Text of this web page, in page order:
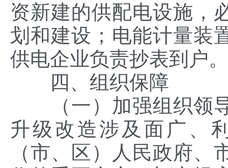
资新建的供配电设施，
划和建设；电能计量装
供电企业负责抄表到户。
四、组织保障
（一）加强组织领导
升级改造涉及面广、
（市、区）人民政府